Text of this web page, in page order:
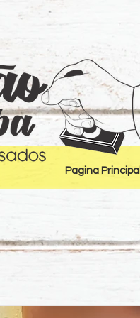
Pagina Principal